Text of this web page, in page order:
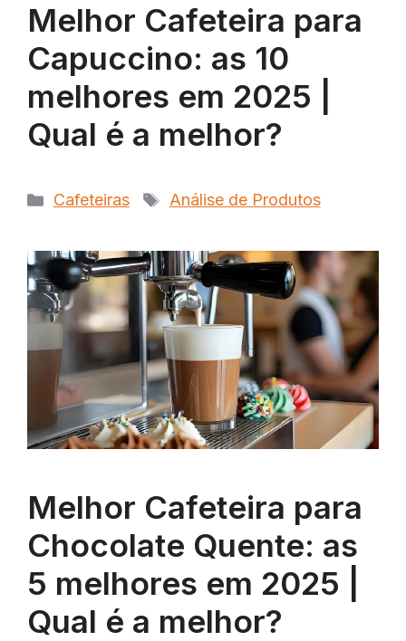
Melhor Cafeteira para
Capuccino: as 10
melhores em 2025 |
Qual é a melhor?
Categorias
Cafeteiras Tags
Análise de Produtos
Melhor Cafeteira para
Chocolate Quente: as
5 melhores em 2025 |
Qual é a melhor?